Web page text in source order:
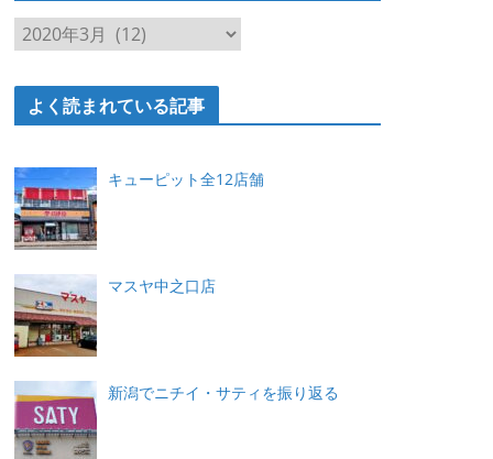
ー
ア
カ
よく読まれている記事
キューピット全12店舗
マスヤ中之口店
新潟でニチイ・サティを振り返る